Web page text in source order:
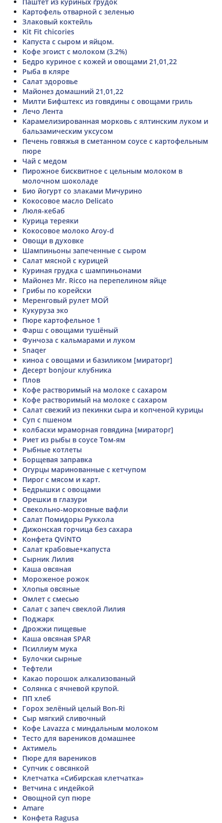
Картофель отварной с зеленью
Злаковый коктейль
Kit Fit chicories
Капуста с сыром и яйцом.
Кофе эгоист с молоком (3.2%)
Бедро куриное с кожей и овощами 21,01,22
Рыба в кляре
Салат здоровье
Майонез домашний 21,01,22
Милти Бифштекс из говядины с овощами гриль
Лечо Лента
Карамелизированная морковь с ялтинским луком и
бальзамическим уксусом
Печень говяжья в сметанном соусе с картофельным
пюре
Чай с медом
Пирожное бисквитное с цельным молоком в
молочном шоколаде
Био йогурт со злаками Мичурино
Кокосовое масло Delicato
Люля-кебаб
Курица тереяки
Кокосовое молоко Aroy-d
Овощи в духовке
Шампиньоны запеченные с сыром
Салат мясной с курицей
Куриная грудка с шампиньонами
Майонез Mr. Ricco на перепелином яйце
Грибы по корейски
Меренговый рулет МОЙ
Кукуруза эко
Пюре картофельное 1
Фарш с овощами тушёный
Фунчоза с кальмарами и луком
Snaqer
киноа с овощами и базиликом [мираторг]
Десерт bonjour клубника
Плов
Кофе растворимый на молоке с сахаром
Кофе растворимый на молоке с сахаром
Салат свежий из пекинки сыра и копченой курицы
Суп с пшеном
колбаски мраморная говядина [мираторг]
Риет из рыбы в соусе Том-ям
Рыбные котлеты
Борщевая заправка
Огурцы маринованные с кетчупом
Пирог с мясом и карт.
Бедрышки с овощами
Орешки в глазури
Свекольно-морковные вафли
Салат Помидоры Руккола
Дижонская горчица без сахара
Конфета QViNTO
Салат крабовые+капуста
Сырник Лилия
Каша овсяная
Мороженое рожок
Хлопья овсяные
Омлет с смесью
Салат с запеч свеклой Лилия
Поджарк
Дрожжи пищевые
Каша овсяная SPAR
Псиллиум мука
Булочки сырные
Тефтели
Какао порошок алкализованый
Солянка с ячневой крупой.
ПП хлеб
Горох зелёный целый Bon-Ri
Сыр мягкий сливочный
Кофе Lavazza с миндальным молоком
Тесто для вареников домашнее
Актимель
Пюре для вареников
Супчик с овсянкой
Клетчатка «Сибирская клетчатка»
Ветчина с индейкой
Овощной суп пюре
Amare
Конфета Ragusa